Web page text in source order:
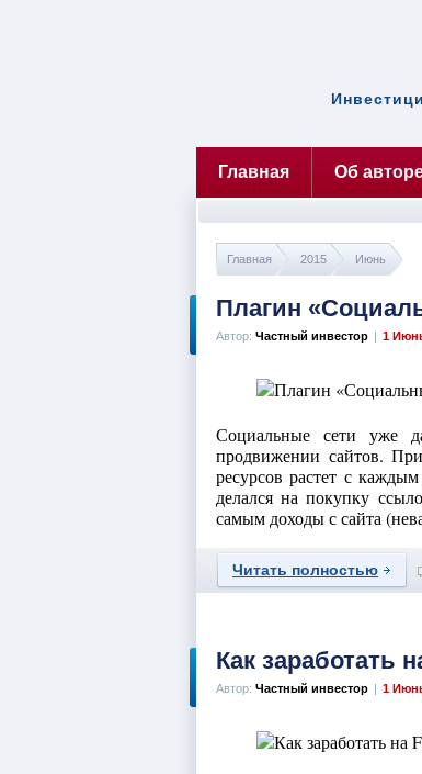
Главная Об
Главная 2015 Июнь
Плагин
Автор: Частный инвестор | 1
Социальные сети уже
продвижении сайтов.
ресурсов растет с
делался на покупку
самым доходы с сайта
Читать полностью
Как заработать
Автор: Частный инвестор | 1